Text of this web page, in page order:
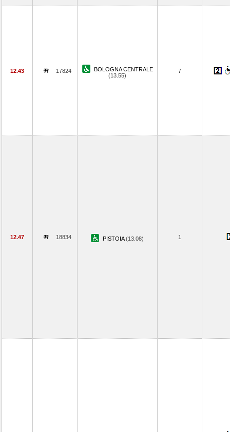
12.43 17824
BOLOGNA CENTRALE
(13.55)
7
12.47 18834 PISTOIA(13.08) 1